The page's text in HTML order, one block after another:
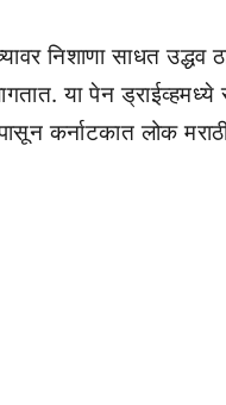
निशाणा साधत उद्धव
या पेन
कर्नाटकात लोक